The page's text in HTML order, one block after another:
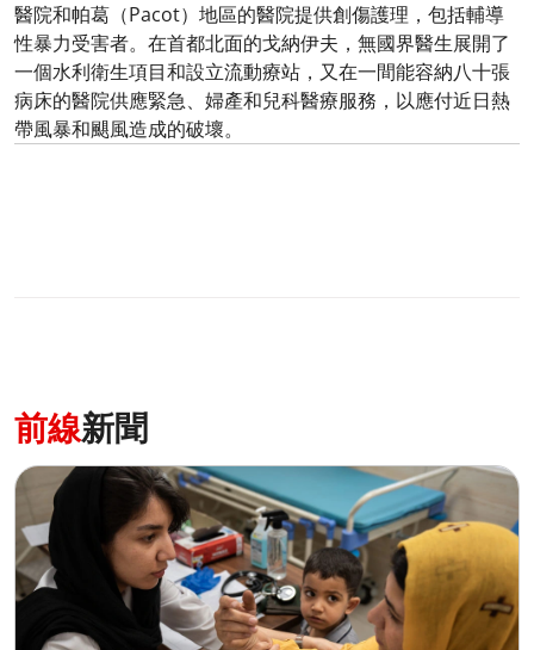
醫院和帕葛（Pacot）地區的醫院提供創傷護理，包括輔導
性暴力受害者。在首都北面的戈納伊夫，無國界醫生展開了
一個水利衛生項目和設立流動療站，又在一間能容納八十張
病床的醫院供應緊急、婦產和兒科醫療服務，以應付近日熱
帶風暴和颶風造成的破壞。
前線新聞